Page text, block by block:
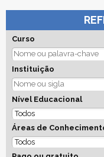
Curso
Instituição
Nível Educacional
Áreas de